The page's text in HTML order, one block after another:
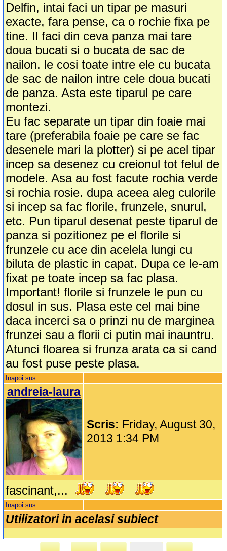
Delfin, intai faci un tipar pe masuri
exacte, fara pense, ca o rochie fixa pe
tine. Il faci din ceva panza mai tare
doua bucati si o bucata de sac de
nailon. le cosi toate intre ele cu bucata
de sac de nailon intre cele doua bucati
de panza. Asta este tiparul pe care
montezi.
Eu fac separate un tipar din foaie mai
tare (preferabila foaie pe care se fac
desenele mari la plotter) si pe acel tipar
incep sa desenez cu creionul tot felul de
modele. Asa au fost facute rochia verde
si rochia rosie. dupa aceea aleg culorile
si incep sa fac florile, frunzele, snurul,
etc. Pun tiparul desenat peste tiparul de
panza si pozitionez pe el florile si
frunzele cu ace din acelela lungi cu
biluta de plastic in capat. Dupa ce le-am
fixat pe toate incep sa fac plasa.
Important! florile si frunzele le pun cu
dosul in sus. Plasa este cel mai bine
daca incerci sa o prinzi nu de marginea
frunzei sau a florii ci putin mai inauntru.
Atunci floarea si frunza arata ca si cand
au fost puse peste plasa.
Inapoi sus
andreia-laura
Scris: Friday, August 30,
2013 1:34 PM
fascinant,...
Inapoi sus
Utilizatori in acelasi subiect